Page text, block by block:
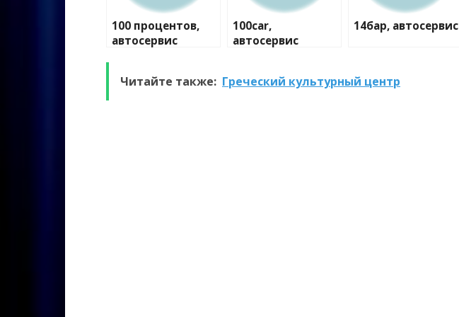
100 процентов,
автосервис
100car,
автосервис
14бар, автосервис
Читайте также: Греческий культурный центр